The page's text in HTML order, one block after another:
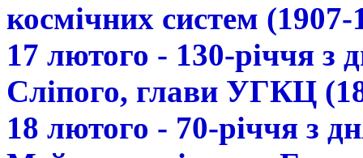
космічних систем (1907-
17 лютого - 130-річчя з
Сліпого, глави УГКЦ
18 лютого - 70-річчя з